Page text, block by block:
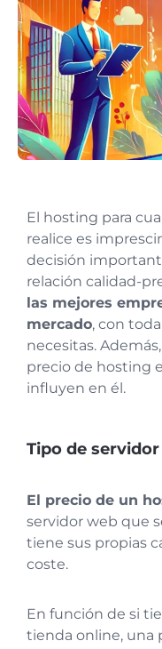
El hosting para
realice es
decisión
relación calidad-
las mejores
mercado, con
necesitas.
precio de hosting
influyen en él.
Tipo de
El precio de un
servidor web que
tiene sus propias
coste.
En función de si
tienda online, una